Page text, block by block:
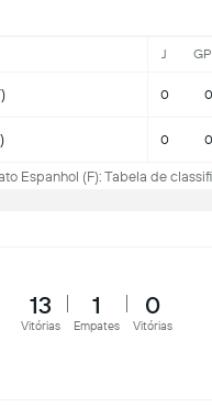
J
0
0
Espanhol (F): Tabela de
13
Vitórias
1
Empates
0
Vitórias